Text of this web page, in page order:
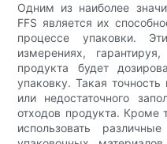
Одним из наиболее
FFS является их
процессе упаковки.
измерениях,
продукта будет
упаковку. Такая
или недостаточного
отходов продукта. Кроме
использовать